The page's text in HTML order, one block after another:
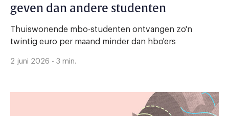
geven dan andere studenten
Thuiswonende mbo-studenten ontvangen zo'n
twintig euro per maand minder dan hbo'ers
2 juni 2026 - 3 min.